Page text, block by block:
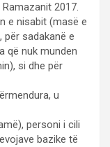
2017.
e nisabit (masë e
sadakanë e
që nuk munden
si dhe për
u
personi i cili
bazike të